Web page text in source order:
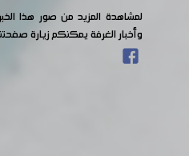
لمشاهدة المزيد من صور هذا
وأخبار الغرفة يمكنكم زيارة